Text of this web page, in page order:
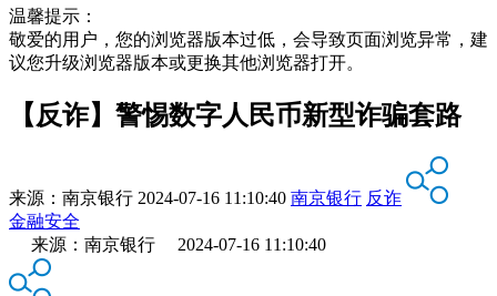
温馨提示：
敬爱的用户，您的浏览器版本过低，会导致页面浏览异常，建
议您升级浏览器版本或更换其他浏览器打开。
【反诈】警惕数字人民币新型诈骗套路
来源： 南京银行 2024-07-16 11:10:40 南京银行 反诈
金融安全
来源：南京银行 2024-07-16 11:10:40